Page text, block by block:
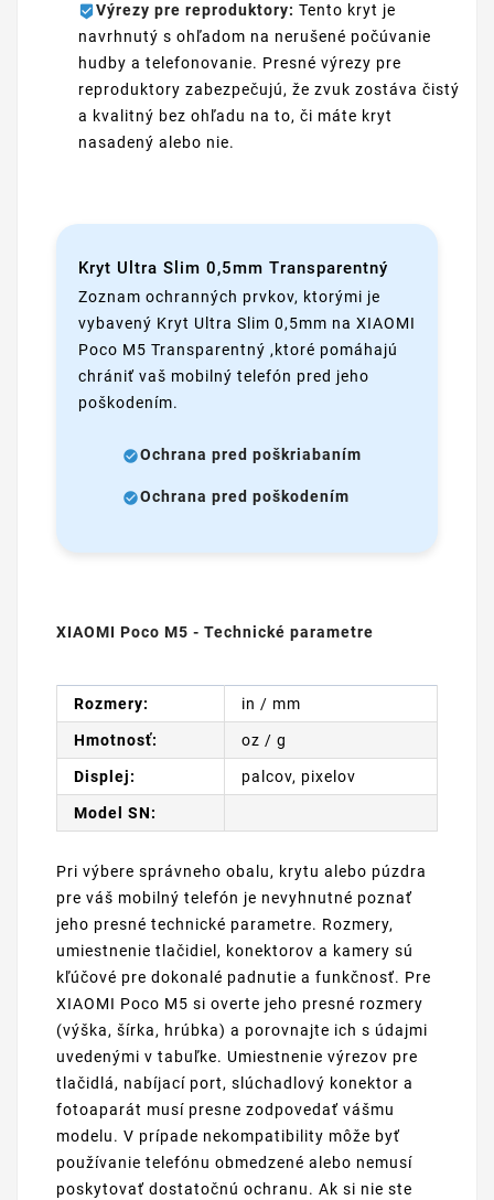
Výrezy pre reproduktory: Tento kryt je
navrhnutý s ohľadom na nerušené počúvanie
hudby a telefonovanie. Presné výrezy pre
reproduktory zabezpečujú, že zvuk zostáva čistý
a kvalitný bez ohľadu na to, či máte kryt
nasadený alebo nie.
Kryt Ultra Slim 0,5mm Transparentný
Zoznam ochranných prvkov, ktorými je
vybavený Kryt Ultra Slim 0,5mm na XIAOMI
Poco M5 Transparentný ,ktoré pomáhajú
chrániť vaš mobilný telefón pred jeho
poškodením.
Ochrana pred poškriabaním
Ochrana pred poškodením
XIAOMI Poco M5 - Technické parametre
Rozmery: in / mm
Hmotnosť: oz / g
Displej: palcov, pixelov
Model SN:
Pri výbere správneho obalu, krytu alebo púzdra
pre váš mobilný telefón je nevyhnutné poznať
jeho presné technické parametre. Rozmery,
umiestnenie tlačidiel, konektorov a kamery sú
kľúčové pre dokonalé padnutie a funkčnosť. Pre
XIAOMI Poco M5 si overte jeho presné rozmery
(výška, šírka, hrúbka) a porovnajte ich s údajmi
uvedenými v tabuľke. Umiestnenie výrezov pre
tlačidlá, nabíjací port, slúchadlový konektor a
fotoaparát musí presne zodpovedať vášmu
modelu. V prípade nekompatibility môže byť
používanie telefónu obmedzené alebo nemusí
poskytovať dostatočnú ochranu. Ak si nie ste